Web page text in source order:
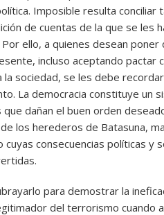
Imposible resulta conciliar
de cuentas de la que se les
ello, a quienes desean
incluso aceptando pactar
la sociedad, se les debe
La democracia constituye un
dañan el buen orden
los herederos de Batasuna,
cuyas consecuencias políticas y
para demostrar la
del terrorismo cuando